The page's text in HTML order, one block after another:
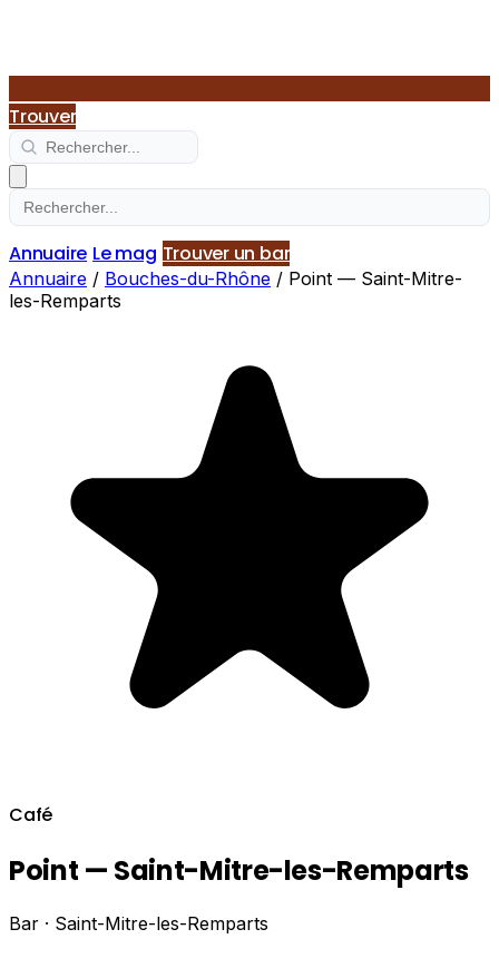
Trouver
Annuaire Le mag Trouver un bar
Annuaire / Bouches-du-Rhône / Point — Saint-Mitre-
les-Remparts
Café
Point — Saint-Mitre-les-Remparts
Bar · Saint-Mitre-les-Remparts